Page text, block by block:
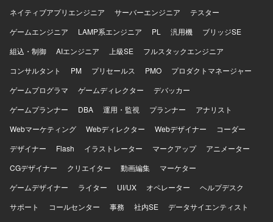
TypeScript、Vite、Chakra UI、Visual Studio Code、
GitHub、GitHub Actions、OpenAPI Generator（Swagger）
ネイティブアプリエンジニア
サーバーエンジニア
テスター
ゲームエンジニア
LAMP系エンジニア PL 汎用機
ブリッジSE
組込・制御
AIエンジニア 上級SE
フルスタックエンジニア
コンサルタント
PM プリセールス PMO
プロダクトマネージャー
ゲームプログラマ
ゲームディレクター
デバッカー
ゲームプランナー
DBA 運用・監視 プランナー
アナリスト
Webマーケティング
Webディレクター Webデザイナー
コーダー
デザイナー
Flash イラストレーター マークアップ
アニメーター
CGデザイナー
クリエイター 動画編集
マーケター
ゲームデザイナー
ライター UI/UX オペレーター
ヘルプデスク
サポート
コールセンター 事務 社内SE
データサイエンティスト